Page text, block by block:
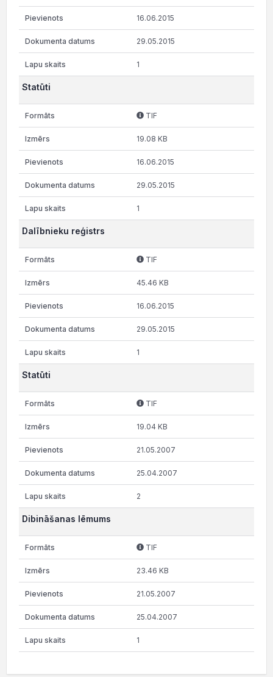
16.06.2015
29.05.2015
1
Statūti
TIF
19.08 KB
16.06.2015
29.05.2015
1
Dalībnieku reģistrs
TIF
45.46 KB
16.06.2015
29.05.2015
1
Statūti
TIF
19.04 KB
21.05.2007
25.04.2007
2
Dibināšanas lēmums
TIF
23.46 KB
21.05.2007
25.04.2007
1